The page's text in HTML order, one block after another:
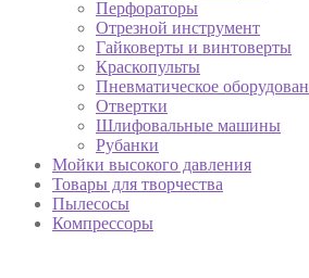
Перфораторы
Отрезной инструмент
Гайковерты и винтоверты
Краскопульты
Пневматическое
Отвертки
Шлифовальные машины
Рубанки
Мойки высокого давления
Товары для творчества
Пылесосы
Компрессоры